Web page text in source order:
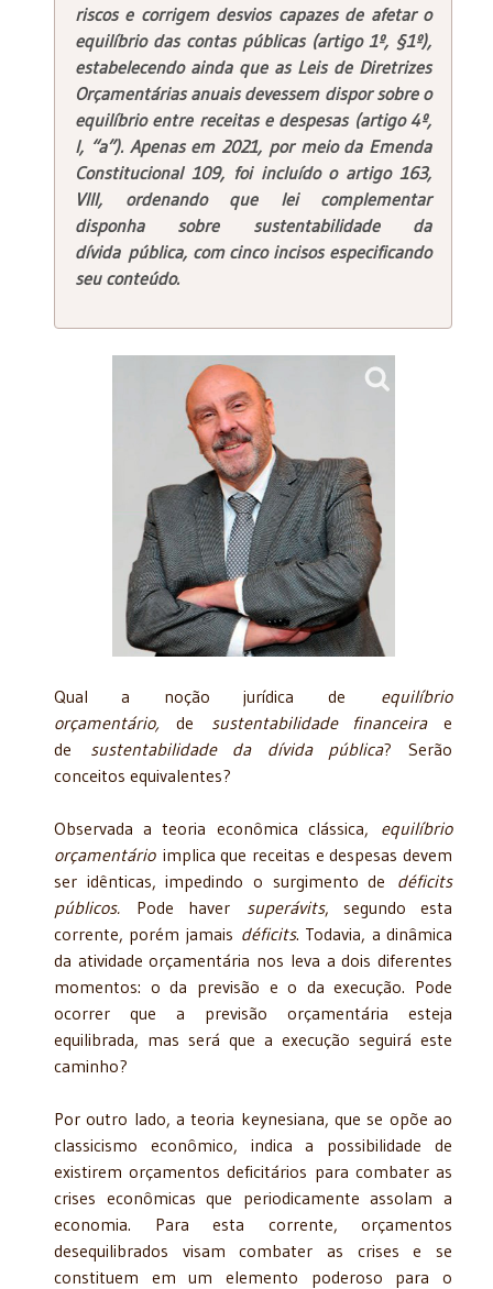
riscos e corrigem desvios capazes de afetar o
equilíbrio das contas públicas (artigo 1º, §1º),
estabelecendo ainda que as Leis de Diretrizes
Orçamentárias anuais devessem dispor sobre o
equilíbrio entre receitas e despesas (artigo 4º,
I, “a”). Apenas em 2021, por meio da Emenda
Constitucional 109, foi incluído o artigo 163,
VIII, ordenando que lei complementar
disponha sobre sustentabilidade da
dívida pública, com cinco incisos especificando
seu conteúdo.
Qual a noção jurídica de equilíbrio
orçamentário, de sustentabilidade financeira e
de sustentabilidade da dívida pública? Serão
conceitos equivalentes?
Observada a teoria econômica clássica, equilíbrio
orçamentárioimplica que receitas e despesas devem
ser idênticas, impedindo o surgimento de déficits
públicos. Pode haver superávits, segundo esta
corrente, porém jamais déficits. Todavia, a dinâmica
da atividade orçamentária nos leva a dois diferentes
momentos: o da previsão e o da execução. Pode
ocorrer que a previsão orçamentária esteja
equilibrada, mas será que a execução seguirá este
caminho?
Por outro lado, a teoria keynesiana, que se opõe ao
classicismo econômico, indica a possibilidade de
existirem orçamentos deficitários para combater as
crises econômicas que periodicamente assolam a
economia. Para esta corrente, orçamentos
desequilibrados visam combater as crises e se
constituem em um elemento poderoso para o